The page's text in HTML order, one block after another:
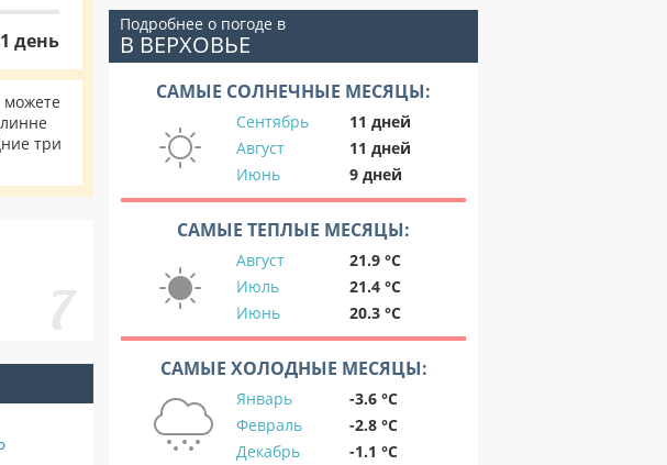
1 день
три
Подробнее о погоде в
В ВЕРХОВЬЕ
САМЫЕ СОЛНЕЧНЫЕ МЕСЯЦЫ:
Сентябрь
11 дней
Август
11 дней
Июнь
9 дней
САМЫЕ ТЕПЛЫЕ МЕСЯЦЫ:
Август
21.9 °C
Июль
21.4 °C
Июнь
20.3 °C
САМЫЕ ХОЛОДНЫЕ МЕСЯЦЫ:
Январь
-3.6 °C
Февраль
-2.8 °C
Декабрь
-1.1 °C